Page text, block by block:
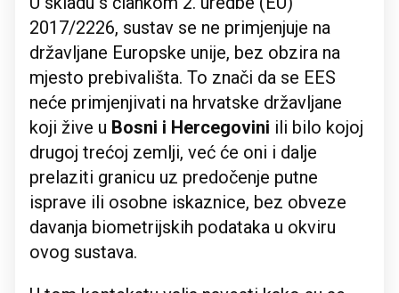
2017/2226, sustav se ne primjenjuje na
državljane Europske unije, bez obzira na
mjesto prebivališta. To znači da se EES
neće primjenjivati na hrvatske državljane
koji žive u Bosni i Hercegovini ili bilo kojoj
drugoj trećoj zemlji, već će oni i dalje
prelaziti granicu uz predočenje putne
isprave ili osobne iskaznice, bez obveze
davanja biometrijskih podataka u okviru
ovog sustava.